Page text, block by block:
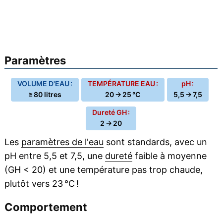
Paramètres
VOLUME D'EAU :
≥ 80 litres
TEMPÉRATURE EAU :
20 → 25 °C
pH :
5,5 → 7,5
Dureté GH :
2 → 20
Les paramètres de l'eau sont standards, avec un
pH entre 5,5 et 7,5, une duretéfaible à moyenne
(GH < 20) et une température pas trop chaude,
plutôt vers 23 °C !
Comportement